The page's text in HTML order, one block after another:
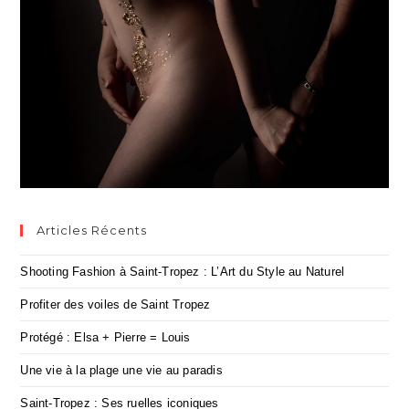
Articles Récents
Shooting Fashion à Saint-Tropez : L’Art du Style au Naturel
Profiter des voiles de Saint Tropez
Protégé : Elsa + Pierre = Louis
Une vie à la plage une vie au paradis
Saint-Tropez : Ses ruelles iconiques